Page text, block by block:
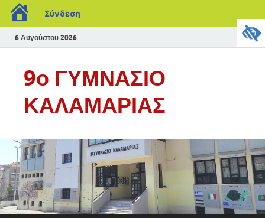
Σύνδεση
6 Αυγούστου 2026
9ο ΓΥΜΝΑΣΙΟ
ΚΑΛΑΜΑΡΙΑΣ